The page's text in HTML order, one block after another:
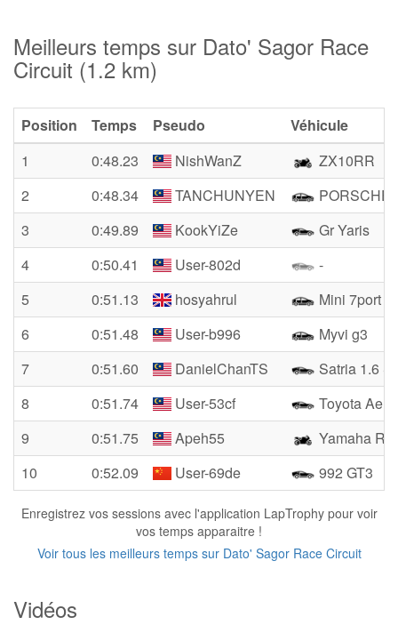
Meilleurs temps sur Dato' Sagor Race
Circuit (1.2 km)
Position Temps Pseudo
Véhicule
1
0:48.23 NishWanZ
ZX10RR
2
0:48.34 TANCHUNYEN
PORSCHE
3
0:49.89 KookYiZe
Gr Yaris
4
0:50.41 User-802d
-
5
0:51.13 hosyahrul
Mini 7port
6
0:51.48 User-b996
Myvi g3
7
0:51.60 DanielChanTS
Satria 1.6
8
0:51.74 User-53cf
Toyota
9
0:51.75 Apeh55
Yamaha
10
0:52.09 User-69de 992 GT3
Enregistrez vos sessions avec l'application LapTrophy pour voir
vos temps apparaitre !
Voir tous les meilleurs temps sur Dato' Sagor Race Circuit
Vidéos